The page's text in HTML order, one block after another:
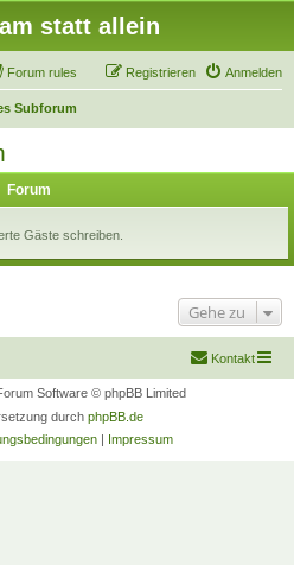
statt allein
Forum rules Anmelden
Registrieren
Subforum
Forum
Gäste schreiben.
Gehe zu
Kontakt
Software © phpBB Limited
durch phpBB.de
| Impressum